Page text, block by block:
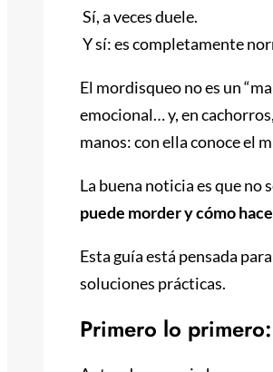
Sí, a veces duele.
Y sí: es completamente
El mordisqueo no es un
emocional… y, en
manos: con ella conoce el
La buena noticia es que no
puede morder y cómo
Esta guía está pensada
soluciones prácticas.
Primero lo